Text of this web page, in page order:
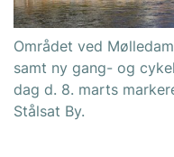
Området ved
samt ny gang- og
dag d. 8. marts
Stålsat By.